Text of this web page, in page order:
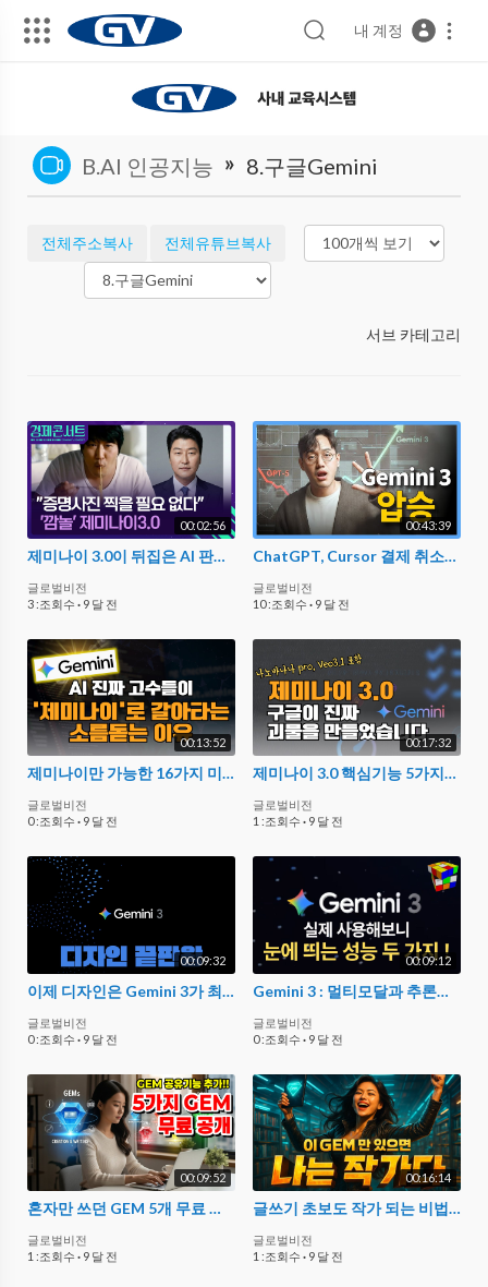
내 계정
B.AI 인공지능 » 8.구글Gemini
전체주소복사 전체유튜브복사
서브 카테고리
00:02:56
제미나이 3.0이 뒤집은 AI 판도…증시도 급변 [경제콘서트] / KBS 2025.11.25.
글로벌비전
3 :조회수 · 9 달 전
00:43:39
ChatGPT, Cursor 결제 취소했습니다. 구글 Gemini 3 + 무료 툴이 미쳤습니다.
글로벌비전
10 :조회수 · 9 달 전
00:13:52
제미나이만 가능한 16가지 미친 기능(당신이 AI를 써도 인생이 안 바뀌는 이유를 알려드립니다)
글로벌비전
0 :조회수 · 9 달 전
00:17:32
제미나이 3.0 핵심기능 5가지를 ‘모두’ 공개합니다｜한국 미출시 기능까지 전부 시연
글로벌비전
1 :조회수 · 9 달 전
00:09:32
이제 디자인은 Gemini 3가 최강입니다. 증명 해드릴게요
글로벌비전
0 :조회수 · 9 달 전
00:09:12
Gemini 3 : 멀티모달과 추론능력 진짜 미쳤네요.
글로벌비전
0 :조회수 · 9 달 전
00:09:52
혼자만 쓰던 GEM 5개 무료 공개!! | GEMINI 활용법 11편
글로벌비전
1 :조회수 · 9 달 전
00:16:14
글쓰기 초보도 작가 되는 비법 대공개! | GEMINI 활용법 10편
글로벌비전
1 :조회수 · 9 달 전